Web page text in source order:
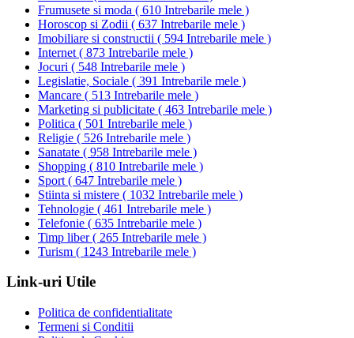
Frumusete si moda ( 610 Intrebarile mele )
Horoscop si Zodii ( 637 Intrebarile mele )
Imobiliare si constructii ( 594 Intrebarile mele )
Internet ( 873 Intrebarile mele )
Jocuri ( 548 Intrebarile mele )
Legislatie, Sociale ( 391 Intrebarile mele )
Mancare ( 513 Intrebarile mele )
Marketing si publicitate ( 463 Intrebarile mele )
Politica ( 501 Intrebarile mele )
Religie ( 526 Intrebarile mele )
Sanatate ( 958 Intrebarile mele )
Shopping ( 810 Intrebarile mele )
Sport ( 647 Intrebarile mele )
Stiinta si mistere ( 1032 Intrebarile mele )
Tehnologie ( 461 Intrebarile mele )
Telefonie ( 635 Intrebarile mele )
Timp liber( 265 Intrebarile mele )
Turism ( 1243 Intrebarile mele )
Link-uri Utile
Politica de confidentialitate
Termeni si Conditii